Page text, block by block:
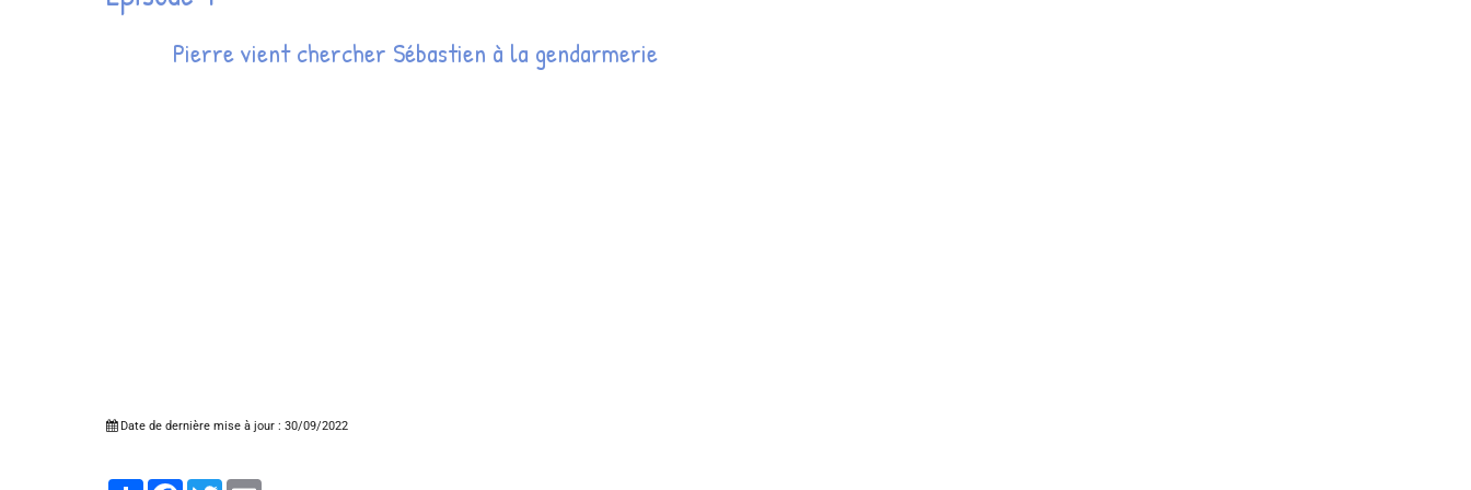
Pierre vient chercher Sébastien à la gendarmerie
Date de dernière mise à jour : 30/09/2022